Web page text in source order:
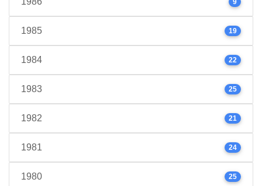
1985 19
1984 22
1983 25
1982 21
1981 24
1980 25